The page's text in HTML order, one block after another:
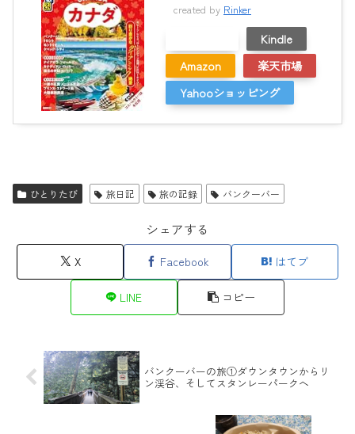
created by Rinker
Kindle
Amazon
楽天市場
Yahooショッピング
ひとりたび 旅日記 旅の記録 バンクーバー
シェアする
X Facebook はてブ
LINE コピー
バンクーバーの旅①ダウンタウンからリ
ン渓谷、そしてスタンレーパークへ